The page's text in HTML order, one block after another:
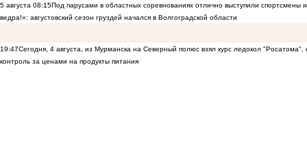
5 августа 08:15Под парусами в областных соревнованиях отлично выступили спортсмены
ведра!»: августовский сезон груздей начался в Волгоградской области
19:47Сегодня, 4 августа, из Мурманска на Северный полюс взял курс ледокол
контроль за ценами на продукты питания